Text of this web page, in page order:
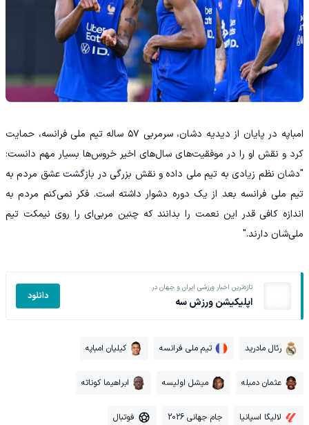
امباپه در پایان از دیدیه دشان، سرمربی ۵۷ ساله تیم ملی فرانسه، حمایت
کرد و نقش او را در موفقیت‌های سال‌های اخیر خروس‌ها بسیار مهم دانست:
"دشان نظم زیادی به تیم ملی داده و نقش بزرگی در بازگشت عشق مردم به
تیم ملی فرانسه بعد از یک دوره دشوار داشته است. فکر نمی‌کنم مردم به
اندازه کافی قدر این نعمت را بدانند که چنین مربی‌ای را روی نیمکت تیم
ملی‌شان دارند."
تازه‌ترین اخبار ورزشی ایران و جهان در
اپلیکیشن ورزش سه دانلود
رئال مادرید تیم ملی فرانسه کیلیان امباپه
عثمان دمبله میشل اولیسه ابراهیما کوناته
لالیگا اسپانیا جام جهانی 2026 فوتبال